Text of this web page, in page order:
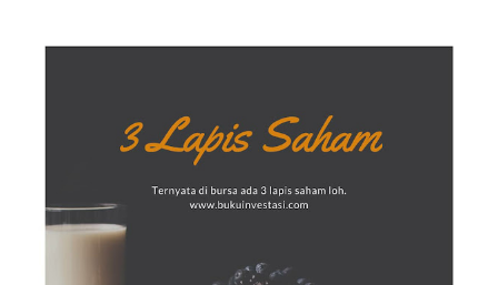
Paham. Semua orang adalah pemula pada awalnya. Semakin
banyak pengalaman yang kita dapatkan. Kira2 apalagi
kendala maupun alasan, mengapa kita masih belum
belum memulai investasi saham.